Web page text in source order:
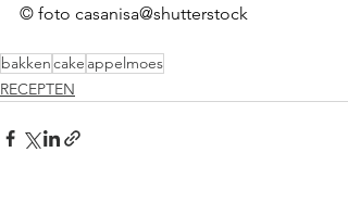
© foto casanisa@shutterstock
bakkencake appelmoes
RECEPTEN